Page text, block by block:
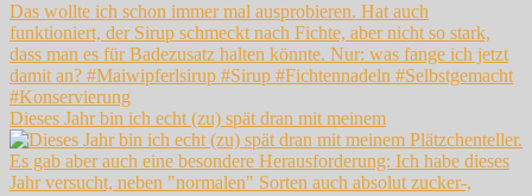
Dieses Jahr bin ich echt (zu) spät dran mit meinem